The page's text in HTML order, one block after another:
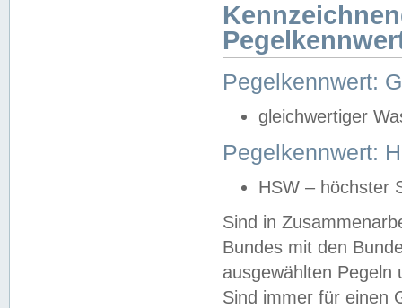
Pegelkennwert:
gleichwertiger
Pegelkennwert:
HSW – höchster
Sind in
Bundes mit den
ausgewählten
Sind immer für einen